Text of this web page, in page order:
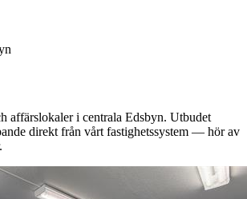
affärslokaler i centrala Edsbyn. Utbudet
direkt från vårt fastighetssystem — hör av